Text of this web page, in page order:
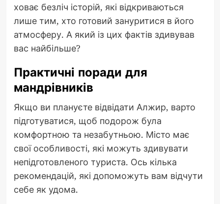
ховає безліч історій, які відкриваються
лише тим, хто готовий зануритися в його
атмосферу. А який із цих фактів здивував
вас найбільше?
Практичні поради для
мандрівників
Якщо ви плануєте відвідати Алжир, варто
підготуватися, щоб подорож була
комфортною та незабутньою. Місто має
свої особливості, які можуть здивувати
непідготовленого туриста. Ось кілька
рекомендацій, які допоможуть вам відчути
себе як удома.